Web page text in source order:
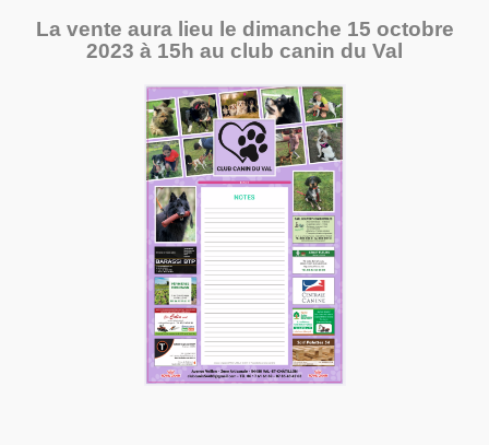
La vente aura lieu le dimanche 15 octobre
2023 à 15h au club canin du Val